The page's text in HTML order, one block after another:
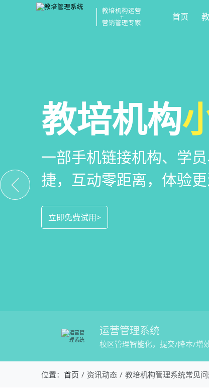
教培机构运营
+
营销管理专家
首页
校区运营
教培机构数字化全场景
位解决学校经营管理难题
立即免费试用>
全场景招
全场景招生方案+产品矩
成本实现生源指数级增长
立即免费试用>
教培机构
一部手机链接机构、学
捷，互动零距离，体验
立即免费试用>
运营管理系统
校区管理智能化，提交/降本/增
校盈易-教培机构管理系统常见问题-
位置： 首页 资讯动态 教培机构管理系统常见